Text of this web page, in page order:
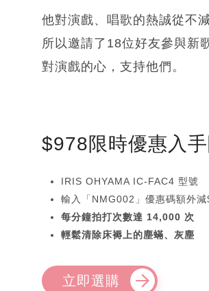
他對演戲、唱歌的熱誠從不
所以邀請了18位好友參與新
對演戲的心，支持他們。
$978限時優惠入
IRIS OHYAMA IC-FAC4 型號
輸入「NMG002」優惠碼額外減
每分鐘拍打次數達 14,000 次
輕鬆清除床褥上的塵蟎、灰塵
立即選購